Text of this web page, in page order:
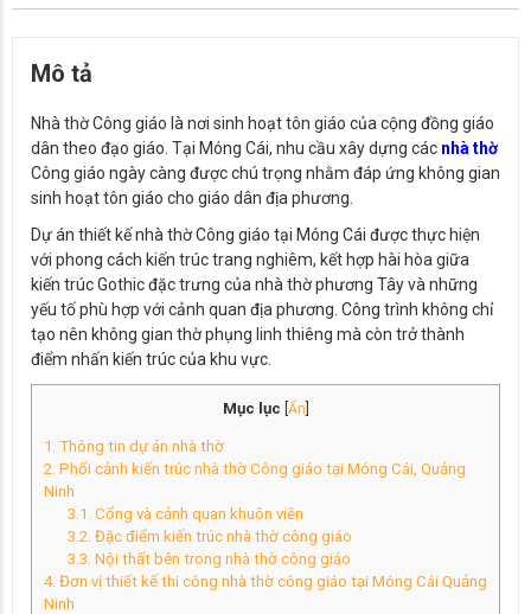
Mô tả
Nhà thờ Công giáo là nơi sinh hoạt tôn giáo của cộng đồng giáo
dân theo đạo giáo. Tại Móng Cái, nhu cầu xây dựng các nhà thờ
Công giáo ngày càng được chú trọng nhằm đáp ứng không gian
sinh hoạt tôn giáo cho giáo dân địa phương.
Dự án thiết kế nhà thờ Công giáo tại Móng Cái được thực hiện
với phong cách kiến trúc trang nghiêm, kết hợp hài hòa giữa
kiến trúc Gothic đặc trưng của nhà thờ phương Tây và những
yếu tố phù hợp với cảnh quan địa phương. Công trình không chỉ
tạo nên không gian thờ phụng linh thiêng mà còn trở thành
điểm nhấn kiến trúc của khu vực.
Mục lục Ẩn
1. Thông tin dự án nhà thờ
2. Phối cảnh kiến trúc nhà thờ Công giáo tại Móng Cái, Quảng
Ninh
3.1. Cổng và cảnh quan khuôn viên
3.2. Đặc điểm kiến trúc nhà thờ công giáo
3.3. Nội thất bên trong nhà thờ công giáo
4. Đơn vị thiết kế thi công nhà thờ công giáo tại Móng Cái Quảng
Ninh